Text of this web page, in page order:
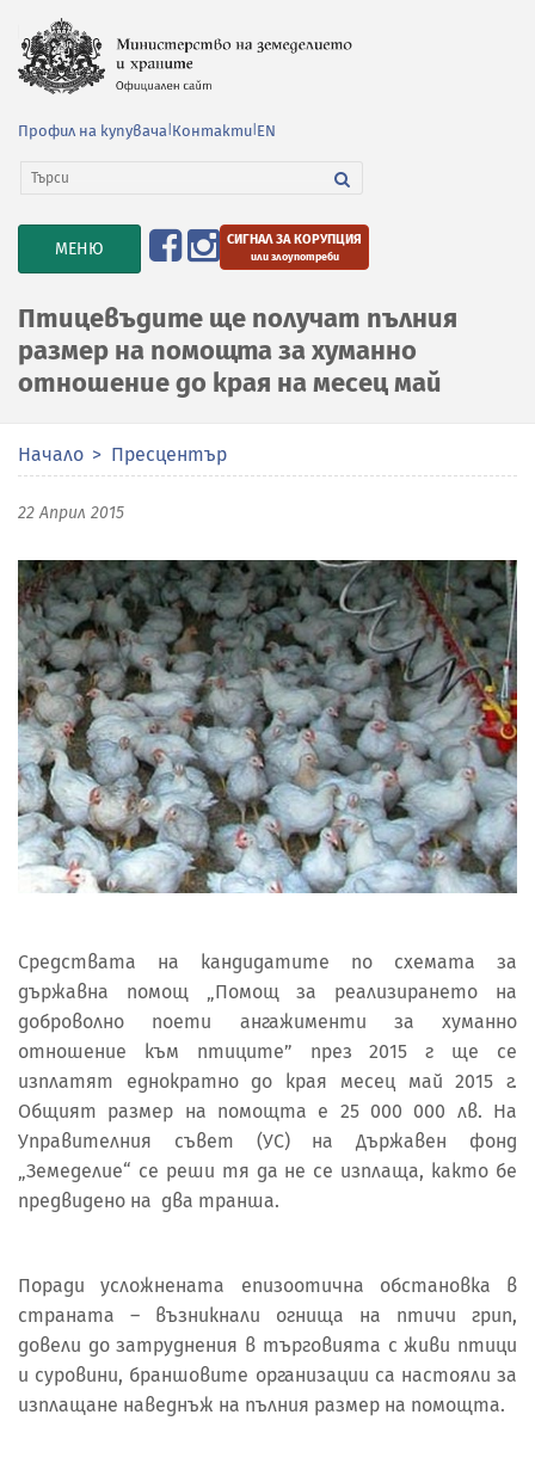
Профил на купувача Контакти EN
TOGGLE
NAVIGATION
МЕНЮ СИГНАЛ ЗА КОРУПЦИЯ
или злоупотреби
Птицевъдите ще получат пълния
размер на помощта за хуманно
отношение до края на месец май
Начало Пресцентър
22 Април 2015
Средствата на кандидатите по схемата за
държавна помощ „Помощ за реализирането на
доброволно поети ангажименти за хуманно
отношение към птиците” през 2015 г ще се
изплатят еднократно до края месец май 2015 г.
Общият размер на помощта е 25 000 000 лв. На
Управителния съвет (УС) на Държавен фонд
„Земеделие“ се реши тя да не се изплаща, както бе
предвидено на два транша.
Поради усложнената епизоотична обстановка в
страната – възникнали огнища на птичи грип,
довели до затруднения в търговията с живи птици
и суровини, браншовите организации са настояли за
изплащане наведнъж на пълния размер на помощта.